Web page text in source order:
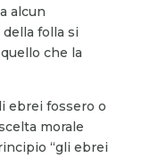
alcun
folla si
che la
ebrei fossero o
morale
“gli ebrei